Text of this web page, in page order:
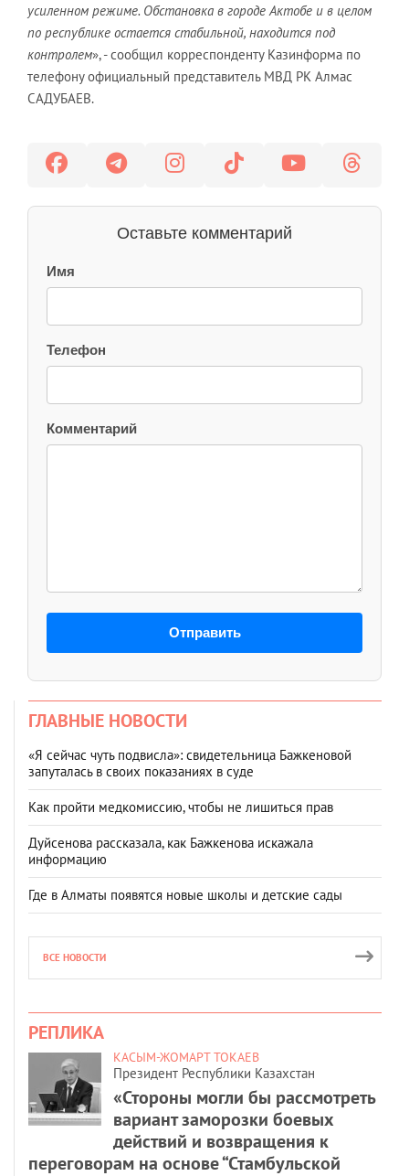
усиленном режиме. Обстановка в городе Актобе и в целом
по республике остается стабильной, находится под
контролем», - сообщил корреспонденту Казинформа по
телефону официальный представитель МВД РК Алмас
САДУБАЕВ.
Оставьте комментарий
Имя
Телефон
Комментарий
Отправить
ГЛАВНЫЕ НОВОСТИ
«Я сейчас чуть подвисла»: свидетельница Бажкеновой
запуталась в своих показаниях в суде
Как пройти медкомиссию, чтобы не лишиться прав
Дуйсенова рассказала, как Бажкенова искажала
информацию
Где в Алматы появятся новые школы и детские сады
ВСЕ НОВОСТИ
РЕПЛИКА
КАСЫМ-ЖОМАРТ ТОКАЕВ
Президент Республики Казахстан
«Стороны могли бы рассмотреть
вариант заморозки боевых
действий и возвращения к
переговорам на основе “Стамбульской